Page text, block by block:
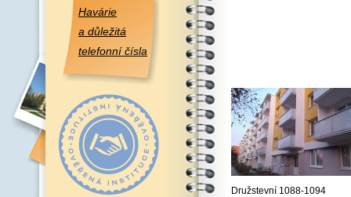
Havárie
a důležitá
telefonní čísla
Družstevní 1088-1094